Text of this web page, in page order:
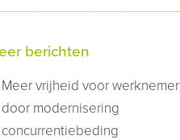
berichten
Meer vrijheid voor werknemer
door modernisering
concurrentiebeding